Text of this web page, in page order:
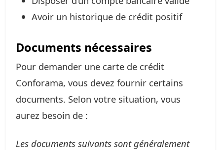
Avoir un historique de crédit positif
Documents nécessaires
Pour demander une carte de crédit
Conforama, vous devez fournir certains
documents. Selon votre situation, vous
aurez besoin de :
Les documents suivants sont généralement